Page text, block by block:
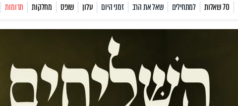
70 שאלות למתחילים שאל את הרב זמני היום עלון שופס מחלקות תרומות